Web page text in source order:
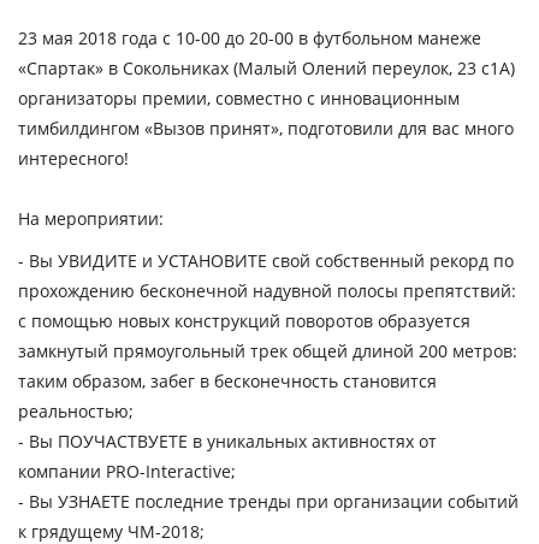
23 мая 2018 года с 10-00 до 20-00 в футбольном манеже
«Спартак» в Сокольниках (Малый Олений переулок, 23 с1А)
организаторы премии, совместно с инновационным
тимбилдингом «Вызов принят», подготовили для вас много
интересного!
На мероприятии:
- Вы УВИДИТЕ и УСТАНОВИТЕ свой собственный рекорд по
прохождению бесконечной надувной полосы препятствий:
с помощью новых конструкций поворотов образуется
замкнутый прямоугольный трек общей длиной 200 метров:
таким образом, забег в бесконечность становится
реальностью;
- Вы ПОУЧАСТВУЕТЕ в уникальных активностях от
компании PRO-Interactive;
- Вы УЗНАЕТЕ последние тренды при организации событий
к грядущему ЧМ-2018;